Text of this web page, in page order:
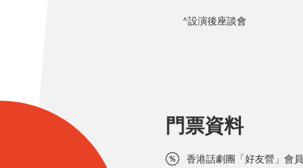
^設演後座談會
門票資料
香港話劇團「好友營」會員